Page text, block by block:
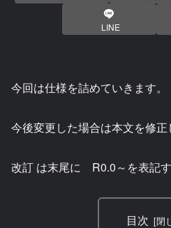
LINE
今回は仕様を詰めていきます。
今後変更した場合は本文を修正
改訂 は末尾に R0.0～を表記す
目次